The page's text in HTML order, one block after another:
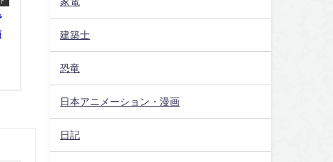
建築士
恐竜
日本アニメーション・漫画
日記